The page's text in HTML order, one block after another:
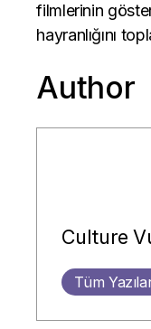
filmlerinin
hayranlığını
Author
Culture
Tüm